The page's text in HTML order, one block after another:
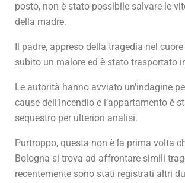
posto, non è stato possibile salvare le
della madre.
Il padre, appreso della tragedia nel
subito un malore ed è stato trasportato
Le autorità hanno avviato un’indagine
cause dell’incendio e l’appartamento è
sequestro per ulteriori analisi.
Purtroppo, questa non è la prima volta
Bologna si trova ad affrontare simili
recentemente sono stati registrati altri